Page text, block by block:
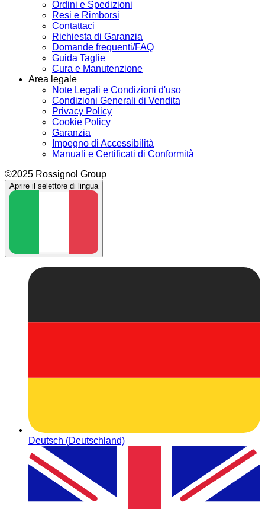
Ordini e Spedizioni
Resi e Rimborsi
Contattaci
Richiesta di Garanzia
Domande frequenti/FAQ
Guida Taglie
Cura e Manutenzione
Area legale
Note Legali e Condizioni d'uso
Condizioni Generali di Vendita
Privacy Policy
Cookie Policy
Garanzia
Impegno di Accessibilità
Manuali e Certificati di Conformità
©2025 Rossignol Group
Aprire il selettore di lingua
Deutsch (Deutschland)